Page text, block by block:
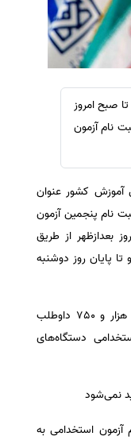
صبح امروز
ثبت نام آزمون
کشور عنوان
نام پنجمین آزمون
بعدازظهر‌ از طریق
پایان روز دوشنبه‌
وی ادامه داد: تا ساعت 9 صبح امروز، 12 هزار و 750 داوطلب
دستگاه‌های
نمی‌شود
آزمون استخدامی به